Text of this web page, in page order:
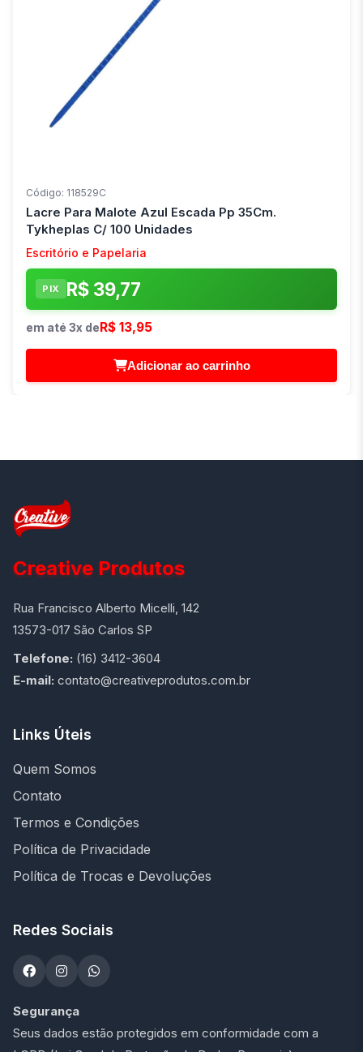
Código: 118529C
Lacre Para Malote Azul Escada Pp 35Cm.
Tykheplas C/ 100 Unidades
Escritório e Papelaria
PIX R$ 39,77
em até 3x deR$ 13,95
Adicionar ao carrinho
Creative Produtos
Rua Francisco Alberto Micelli, 142
13573-017 São Carlos SP
Telefone: (16) 3412-3604
E-mail: contato@creativeprodutos.com.br
Links Úteis
Quem Somos
Contato
Termos e Condições
Política de Privacidade
Política de Trocas e Devoluções
Redes Sociais
Segurança
Seus dados estão protegidos em conformidade com a